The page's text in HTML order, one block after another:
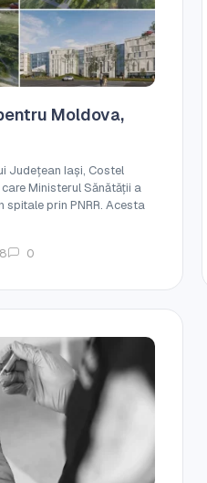
Moldova,
Județean Iași, Costel
Ministerul Sănătății a
prin PNRR. Acesta
0